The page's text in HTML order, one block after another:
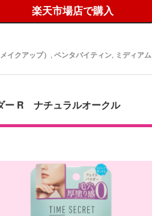
楽天市場店で購入
イクアップ） , ペンタバイティン, ミディアム
ー R ナチュラルオークル